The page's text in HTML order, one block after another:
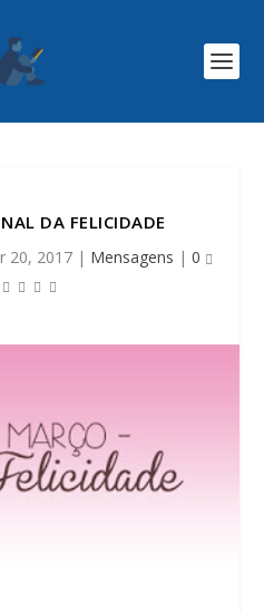
DA FELICIDADE
20, 2017| Mensagens | 0